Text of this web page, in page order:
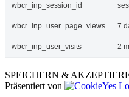
wbcr_inp_session_id
wbcr_inp_user_page_views 7
wbcr_inp_user_visits 2
SPEICHERN &
Präsentiert von